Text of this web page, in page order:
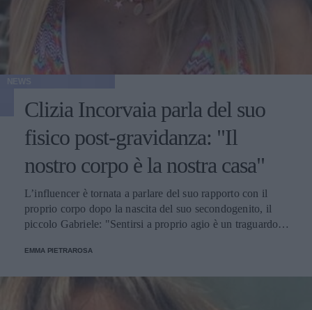
Clizia Incorvaia parla del suo
fisico post-gravidanza: "Il
nostro corpo è la nostra casa"
L’influencer è tornata a parlare del suo rapporto con il
proprio corpo dopo la nascita del suo secondogenito, il
piccolo Gabriele: "Sentirsi a proprio agio è un traguardo
EMMA PIETRAROSA